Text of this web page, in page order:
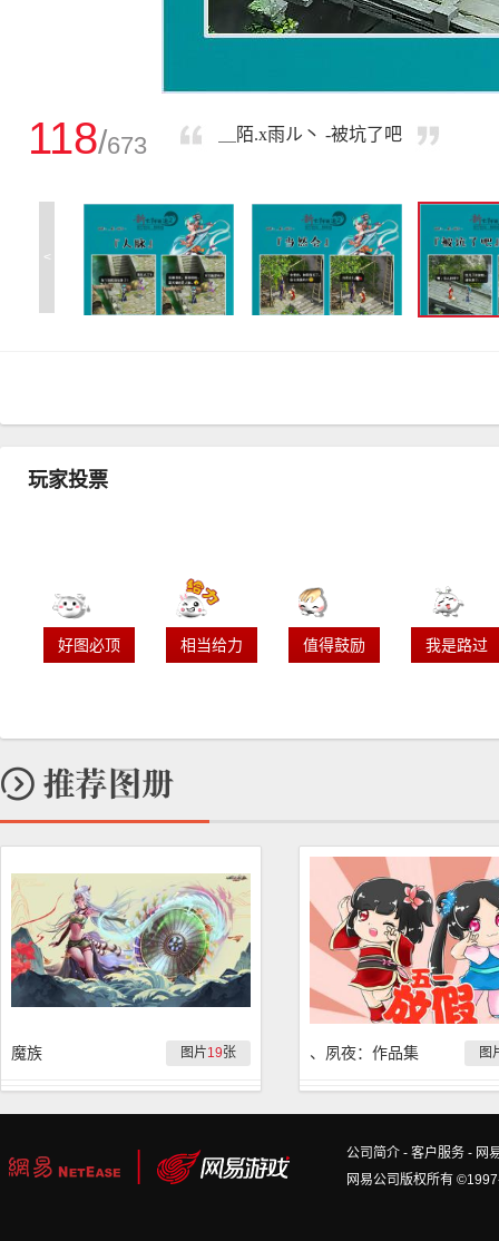
118/673 ＿陌.x雨ル丶 -被坑了吧
<
玩家投票
好图必顶 相当给力 值得鼓励 我是路过
图片19张
魔族 图
、夙夜：作品集
公司简介 - 客户服务 - 网
网易公司版权所有